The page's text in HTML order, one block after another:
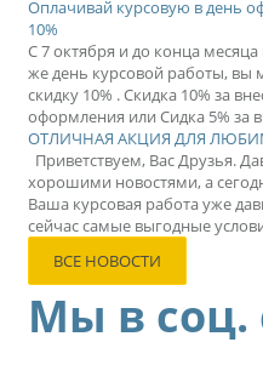
Оплачивай курсовую в день
10%
С 7 октября и до конца
же день курсовой работы,
скидку 10% . Скидка 10% за
оформления или Сидка 5% за
ОТЛИЧНАЯ АКЦИЯ ДЛЯ
Приветствуем, Вас Друзья.
хорошими новостями, а
Ваша курсовая работа уже
сейчас самые выгодные
ВСЕ НОВОСТИ
Мы в соц.